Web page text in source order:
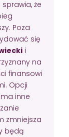
że
Poza
się
i
na
finansowi
Opcji
inne
zmniejsza
będą